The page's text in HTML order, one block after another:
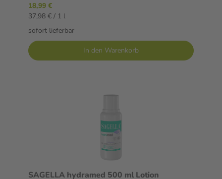
18,99 €
37,98 € / 1 l
sofort lieferbar
In den Warenkorb
SAGELLA hydramed 500 ml Lotion